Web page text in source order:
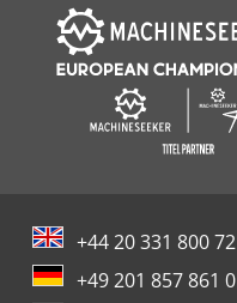
+44 20 331 800 72
+49 201 857 861 0